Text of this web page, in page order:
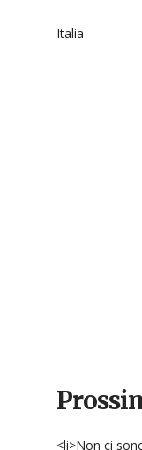
Italia
<li>Non ci